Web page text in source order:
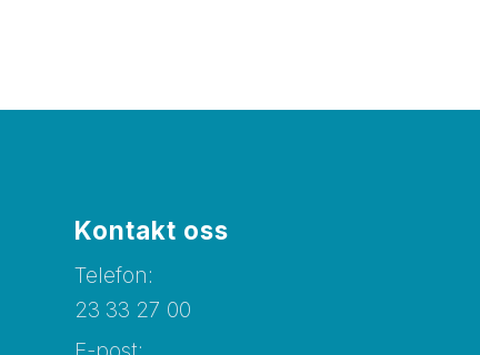
Kontakt oss
Telefon:
23 33 27 00